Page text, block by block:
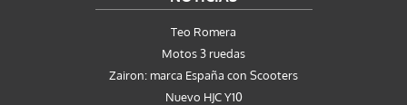
Teo Romera
Motos 3 ruedas
Zairon: marca España con Scooters
Nuevo HJC Y10